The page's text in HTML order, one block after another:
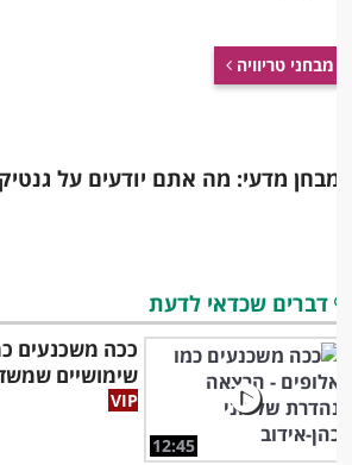
מבחני טריוויה
מדעי: מה אתם יודעים על
דברים שכדאי לדעת
12:45
ככה משכנעים
שימושיים